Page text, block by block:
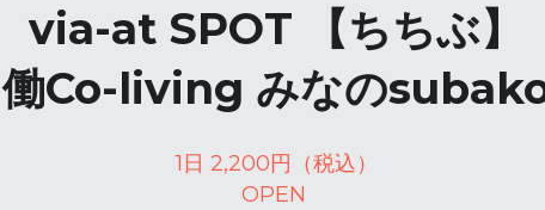
via-at SPOT 【ちちぶ】
働Co-living みなの
1日 2,200円（税込）
OPEN